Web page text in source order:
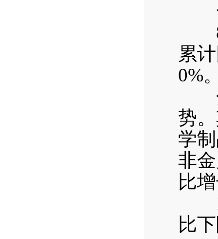
一
8
累
0%
分
势
学
非
比
比